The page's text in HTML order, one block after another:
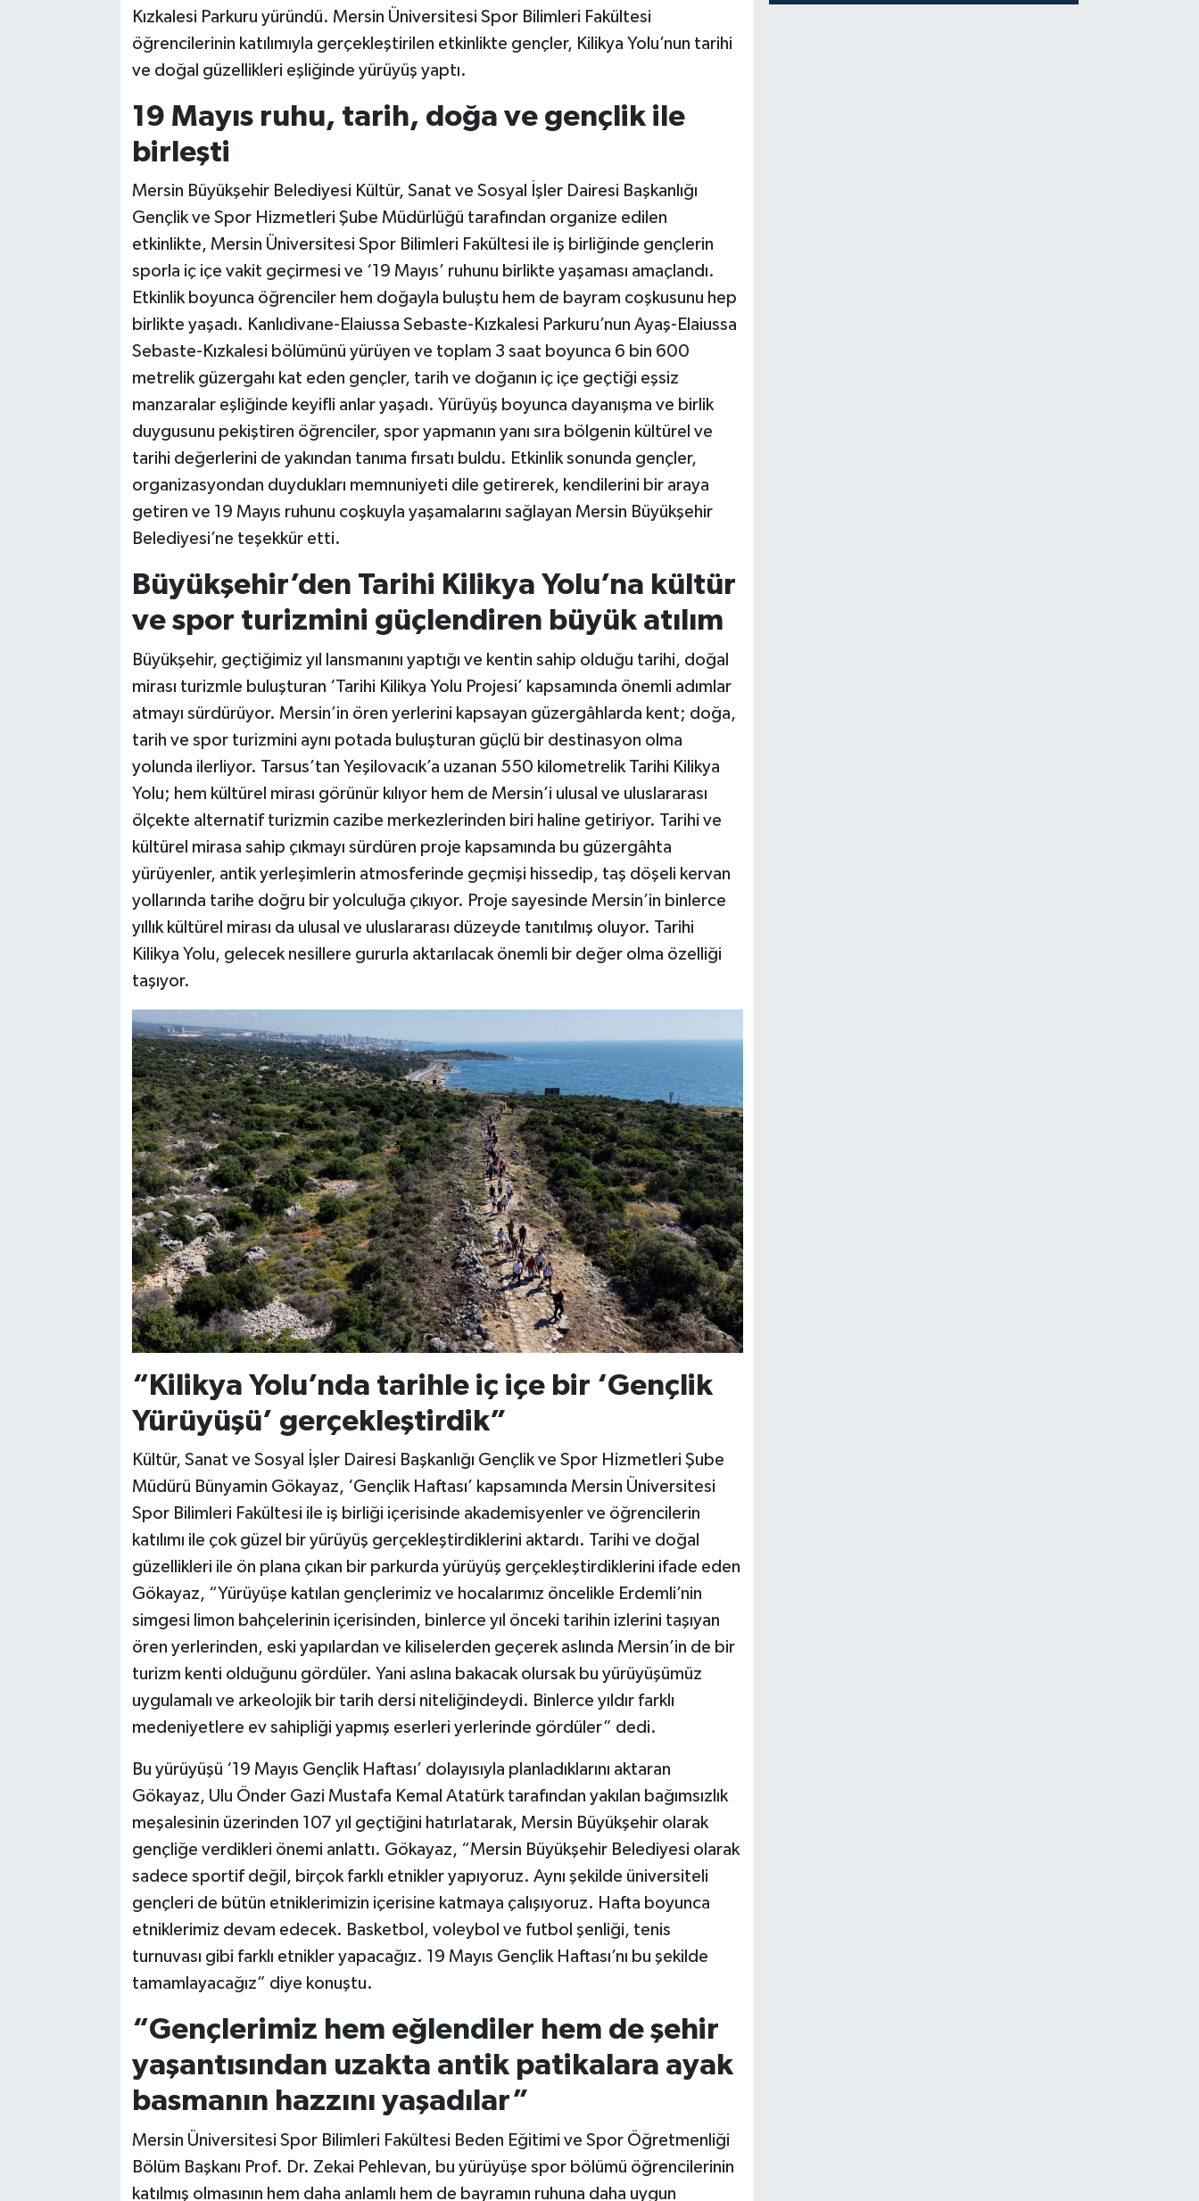
Kızkalesi Parkuru yüründü. Mersin Üniversitesi Spor Bilimleri Fakültesi
öğrencilerinin katılımıyla gerçekleştirilen etkinlikte gençler, Kilikya Yolu’nun tarihi
ve doğal güzellikleri eşliğinde yürüyüş yaptı.
19 Mayıs ruhu, tarih, doğa ve gençlik ile
birleşti
Mersin Büyükşehir Belediyesi Kültür, Sanat ve Sosyal İşler Dairesi Başkanlığı
Gençlik ve Spor Hizmetleri Şube Müdürlüğü tarafından organize edilen
etkinlikte, Mersin Üniversitesi Spor Bilimleri Fakültesi ile iş birliğinde gençlerin
sporla iç içe vakit geçirmesi ve ‘19 Mayıs’ ruhunu birlikte yaşaması amaçlandı.
Etkinlik boyunca öğrenciler hem doğayla buluştu hem de bayram coşkusunu hep
birlikte yaşadı. Kanlıdivane-Elaiussa Sebaste-Kızkalesi Parkuru’nun Ayaş-Elaiussa
Sebaste-Kızkalesi bölümünü yürüyen ve toplam 3 saat boyunca 6 bin 600
metrelik güzergahı kat eden gençler, tarih ve doğanın iç içe geçtiği eşsiz
manzaralar eşliğinde keyifli anlar yaşadı. Yürüyüş boyunca dayanışma ve birlik
duygusunu pekiştiren öğrenciler, spor yapmanın yanı sıra bölgenin kültürel ve
tarihi değerlerini de yakından tanıma fırsatı buldu. Etkinlik sonunda gençler,
organizasyondan duydukları memnuniyeti dile getirerek, kendilerini bir araya
getiren ve 19 Mayıs ruhunu coşkuyla yaşamalarını sağlayan Mersin Büyükşehir
Belediyesi’ne teşekkür etti.
Büyükşehir’den Tarihi Kilikya Yolu’na kültür
ve spor turizmini güçlendiren büyük atılım
Büyükşehir, geçtiğimiz yıl lansmanını yaptığı ve kentin sahip olduğu tarihi, doğal
mirası turizmle buluşturan ‘Tarihi Kilikya Yolu Projesi’ kapsamında önemli adımlar
atmayı sürdürüyor. Mersin’in ören yerlerini kapsayan güzergâhlarda kent; doğa,
tarih ve spor turizmini aynı potada buluşturan güçlü bir destinasyon olma
yolunda ilerliyor. Tarsus’tan Yeşilovacık’a uzanan 550 kilometrelik Tarihi Kilikya
Yolu; hem kültürel mirası görünür kılıyor hem de Mersin’i ulusal ve uluslararası
ölçekte alternatif turizmin cazibe merkezlerinden biri haline getiriyor. Tarihi ve
kültürel mirasa sahip çıkmayı sürdüren proje kapsamında bu güzergâhta
yürüyenler, antik yerleşimlerin atmosferinde geçmişi hissedip, taş döşeli kervan
yollarında tarihe doğru bir yolculuğa çıkıyor. Proje sayesinde Mersin’in binlerce
yıllık kültürel mirası da ulusal ve uluslararası düzeyde tanıtılmış oluyor. Tarihi
Kilikya Yolu, gelecek nesillere gururla aktarılacak önemli bir değer olma özelliği
taşıyor.
“Kilikya Yolu’nda tarihle iç içe bir ‘Gençlik
Yürüyüşü’ gerçekleştirdik”
Kültür, Sanat ve Sosyal İşler Dairesi Başkanlığı Gençlik ve Spor Hizmetleri Şube
Müdürü Bünyamin Gökayaz, ‘Gençlik Haftası’ kapsamında Mersin Üniversitesi
Spor Bilimleri Fakültesi ile iş birliği içerisinde akademisyenler ve öğrencilerin
katılımı ile çok güzel bir yürüyüş gerçekleştirdiklerini aktardı. Tarihi ve doğal
güzellikleri ile ön plana çıkan bir parkurda yürüyüş gerçekleştirdiklerini ifade eden
Gökayaz, “Yürüyüşe katılan gençlerimiz ve hocalarımız öncelikle Erdemli’nin
simgesi limon bahçelerinin içerisinden, binlerce yıl önceki tarihin izlerini taşıyan
ören yerlerinden, eski yapılardan ve kiliselerden geçerek aslında Mersin’in de bir
turizm kenti olduğunu gördüler. Yani aslına bakacak olursak bu yürüyüşümüz
uygulamalı ve arkeolojik bir tarih dersi niteliğindeydi. Binlerce yıldır farklı
medeniyetlere ev sahipliği yapmış eserleri yerlerinde gördüler” dedi.
Bu yürüyüşü ‘19 Mayıs Gençlik Haftası’ dolayısıyla planladıklarını aktaran
Gökayaz, Ulu Önder Gazi Mustafa Kemal Atatürk tarafından yakılan bağımsızlık
meşalesinin üzerinden 107 yıl geçtiğini hatırlatarak, Mersin Büyükşehir olarak
gençliğe verdikleri önemi anlattı. Gökayaz, “Mersin Büyükşehir Belediyesi olarak
sadece sportif değil, birçok farklı etnikler yapıyoruz. Aynı şekilde üniversiteli
gençleri de bütün etniklerimizin içerisine katmaya çalışıyoruz. Hafta boyunca
etniklerimiz devam edecek. Basketbol, voleybol ve futbol şenliği, tenis
turnuvası gibi farklı etnikler yapacağız. 19 Mayıs Gençlik Haftası’nı bu şekilde
tamamlayacağız” diye konuştu.
“Gençlerimiz hem eğlendiler hem de şehir
yaşantısından uzakta antik patikalara ayak
basmanın hazzını yaşadılar”
Mersin Üniversitesi Spor Bilimleri Fakültesi Beden Eğitimi ve Spor Öğretmenliği
Bölüm Başkanı Prof. Dr. Zekai Pehlevan, bu yürüyüşe spor bölümü öğrencilerinin
katılmış olmasının hem daha anlamlı hem de bayramın ruhuna daha uygun